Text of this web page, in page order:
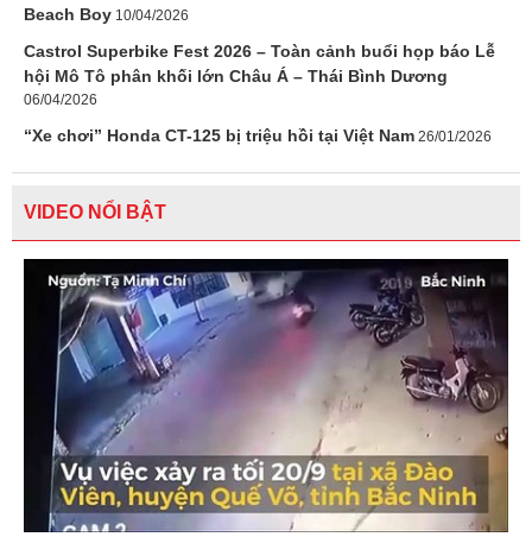
Beach Boy 10/04/2026
Castrol Superbike Fest 2026 – Toàn cảnh buổi họp báo Lễ
hội Mô Tô phân khối lớn Châu Á – Thái Bình Dương
06/04/2026
“Xe chơi” Honda CT-125 bị triệu hồi tại Việt Nam 26/01/2026
VIDEO NỔI BẬT